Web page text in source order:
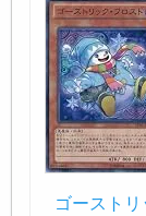
ゴースト